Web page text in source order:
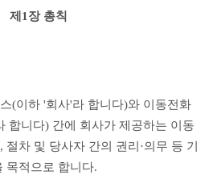
제1장 총칙
(이하 '회사'라 합니다)와 이동전화
합니다) 간에 회사가 제공하는 이동
절차 및 당사자 간의 권리·의무 등 기
목적으로 합니다.